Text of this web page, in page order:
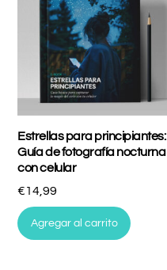
Estrellas para principiantes:
Guía de fotografía nocturna
con celular
€14,99
Agregar al carrito